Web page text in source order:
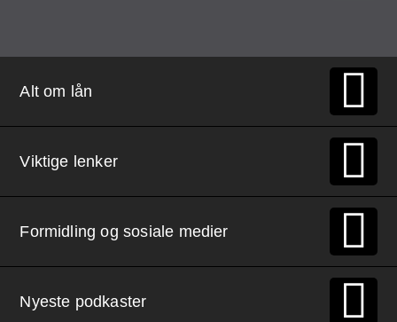
Alt om lån
Viktige lenker
Formidling og sosiale medier
Nyeste podkaster